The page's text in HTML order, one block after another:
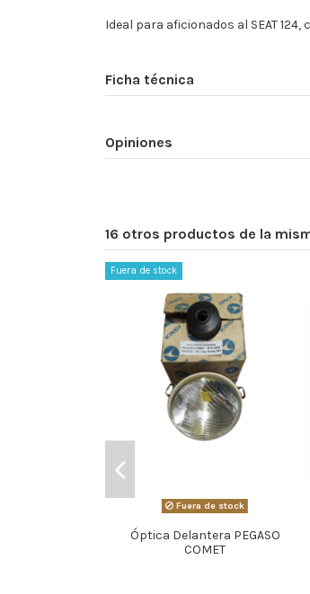
Ideal para aficionados al SEAT
Ficha técnica
Opiniones
16 otros productos de la
Fuera de stock
Fuera de stock
Óptica Delantera PEGASO
COMET